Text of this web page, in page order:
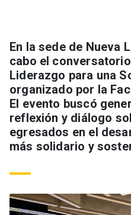
En la sede de Nueva
cabo el
Liderazgo para una
organizado por la
El evento buscó
reflexión y diálogo
egresados en el
más solidario y